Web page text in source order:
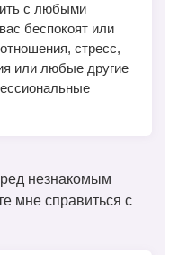
с любыми
беспокоят или
стресс,
или любые другие
незнакомым
мне справиться с